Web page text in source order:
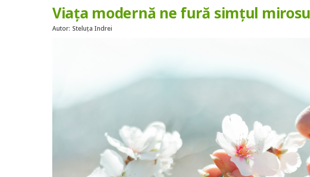
Viața modernă ne fură simțul
Autor: Steluța Indrei